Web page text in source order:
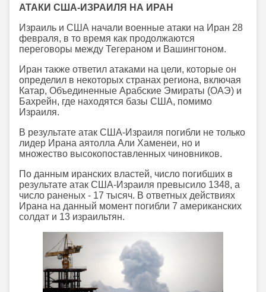
АТАКИ США-ИЗРАИЛЯ НА ИРАН
Израиль и США начали военные атаки на Иран 28
февраля, в то время как продолжаются
переговоры между Тегераном и Вашингтоном.
Иран также ответил атаками на цели, которые он
определил в некоторых странах региона, включая
Катар, Объединенные Арабские Эмираты (ОАЭ) и
Бахрейн, где находятся базы США, помимо
Израиля.
В результате атак США-Израиля погибли не только
лидер Ирана аятолла Али Хаменеи, но и
множество высокопоставленных чиновников.
По данным иранских властей, число погибших в
результате атак США-Израиля превысило 1348, а
число раненых - 17 тысяч. В ответных действиях
Ирана на данный момент погибли 7 американских
солдат и 13 израильтян.